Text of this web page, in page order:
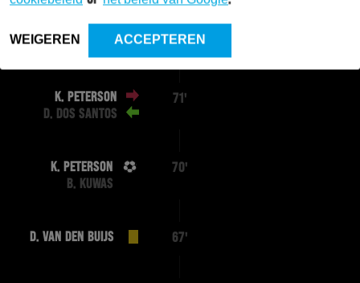
WEIGEREN ACCEPTEREN
K. PETERSON
D. DOS SANTOS
71'
K. PETERSON
B. KUWAS
70'
D. VAN DEN BUIJS 67'